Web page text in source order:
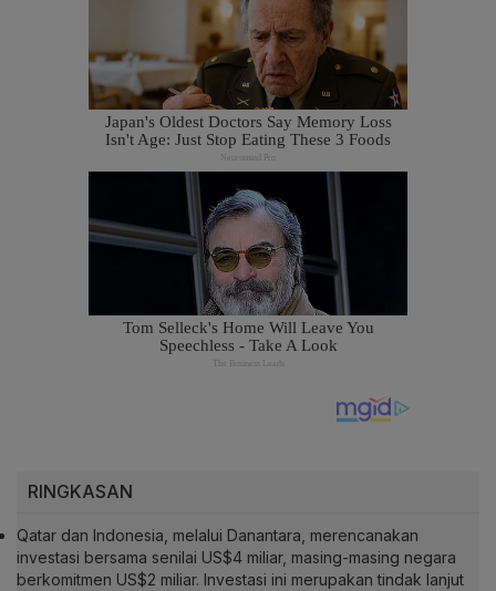
RINGKASAN
Qatar dan Indonesia, melalui Danantara, merencanakan
investasi bersama senilai US$4 miliar, masing-masing negara
berkomitmen US$2 miliar. Investasi ini merupakan tindak lanjut